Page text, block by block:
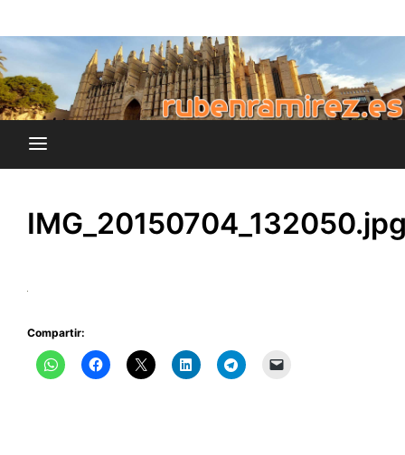
al
contenidorubenramirez.es
Compartir: